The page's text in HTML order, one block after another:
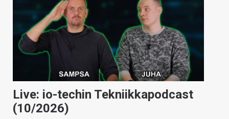
Live: io-techin Tekniikkapodcast
(10/2026)